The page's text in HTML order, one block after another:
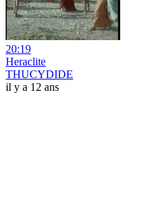
20:19
Heraclite
THUCYDIDE
il y a 12 ans